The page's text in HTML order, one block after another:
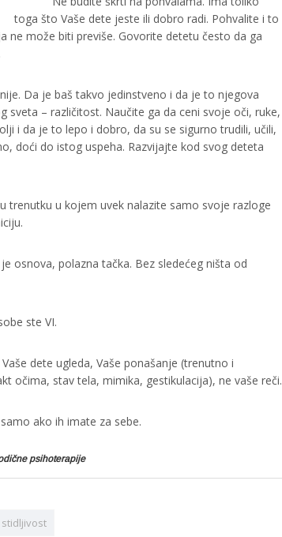
toga što Vaše dete jeste ili dobro radi. Pohvalite i to
ne može biti previše. Govorite detetu često da ga
Da je baš takvo jedinstveno i da je to njegova
– različitost. Naučite ga da ceni svoje oči, ruke,
i da je to lepo i dobro, da su se sigurno trudili, učili,
doći do istog uspeha. Razvijajte kod svog deteta
trenutku u kojem uvek nalazite samo svoje razloge
osnova, polazna tačka. Bez sledećeg ništa od
ste VI.
dete ugleda, Vaše ponašanje (trenutno i
očima, stav tela, mimika, gestikulacija), ne vaše reči.
ako ih imate za sebe.
psihoterapije
stidljivost